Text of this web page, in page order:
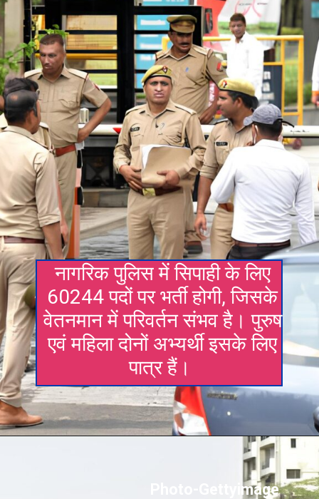
नागरिक पुलिस में सिपाही के लिए
60244 पदों पर भर्ती होगी, जिसके
वेतनमान में परिवर्तन संभव है। पुरुष
एवं महिला दोनों अभ्यर्थी इसके लिए
पात्र हैं।
Photo-Gettyimage